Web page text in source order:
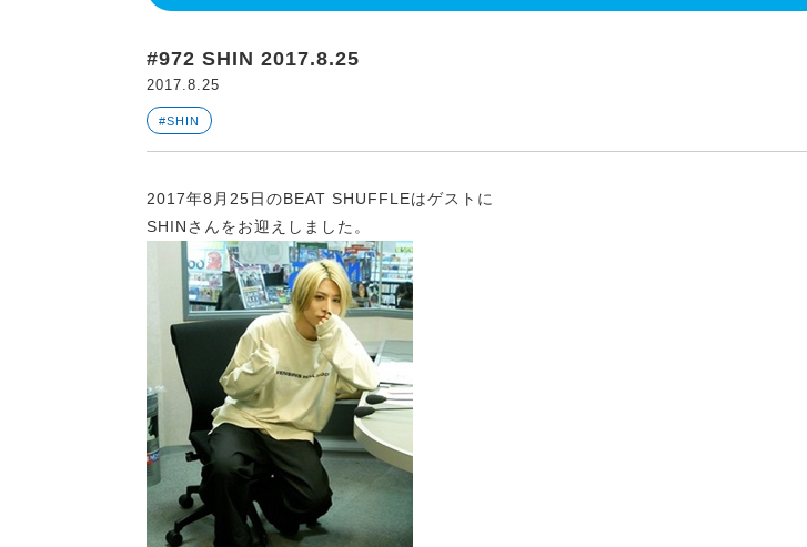
#972 SHIN 2017.8.25
2017.8.25
#SHIN
2017年8月25日のBEAT SHUFFLEはゲストに
SHINさんをお迎えしました。